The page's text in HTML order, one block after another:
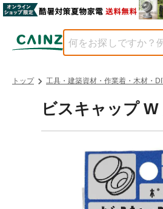
トップ 工具・建築資材・作業着・木材・
ビスキャップ W